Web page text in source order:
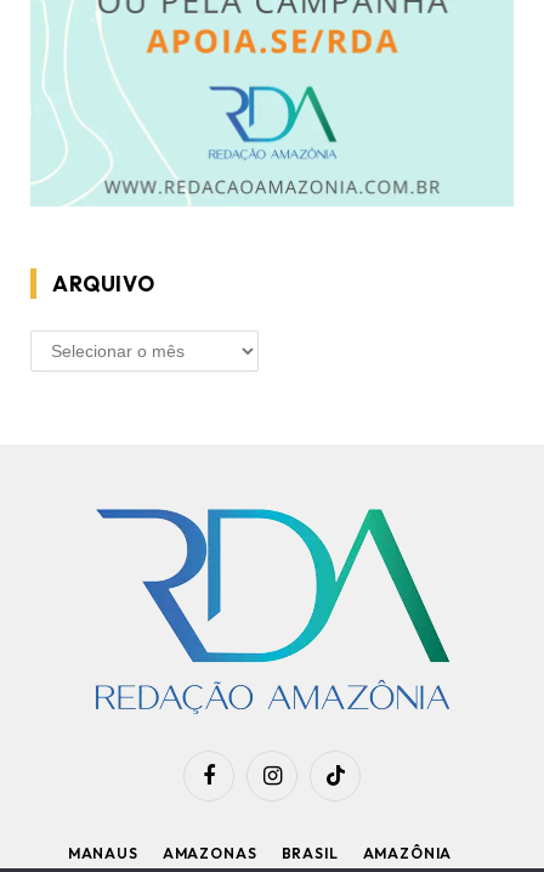
ARQUIVO
ARQUIVO
FacebookInstagramTikTok
MANAUS AMAZONAS BRASIL AMAZÔNIA